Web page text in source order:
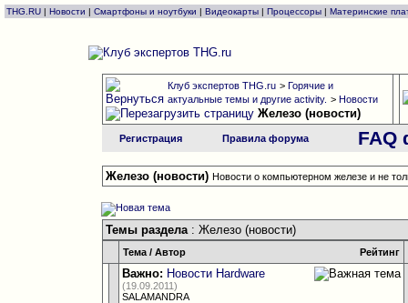
THG.RU | Новости | Смартфоны и ноутбуки | Видеокарты | Процессоры | Материнские
Клуб экспертов THG.ru > Горячие и
актуальные темы и другие activity. > Новости
Железо (новости)
Регистрация Правила форума FAQ
Железо (новости) Новости о компьютерном железе и не
Темы раздела: Железо (новости)
Рейтинг
Тема/ Автор
Важно: Новости Hardware
(19.09.2011)
SALAMANDRA